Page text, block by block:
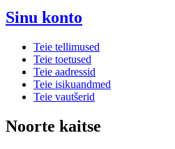
Sinu konto
Teie tellimused
Teie toetused
Teie aadressid
Teie isikuandmed
Teie vautšerid
Noorte kaitse